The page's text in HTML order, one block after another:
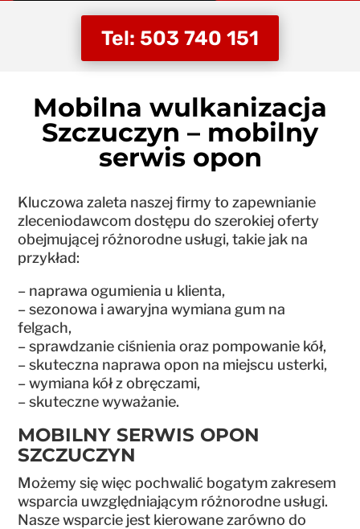
Tel: 503 740 151
Mobilna wulkanizacja
Szczuczyn – mobilny
serwis opon
Kluczowa zaleta naszej firmy to zapewnianie
zleceniodawcom dostępu do szerokiej oferty
obejmującej różnorodne usługi, takie jak na
przykład:
– naprawa ogumienia u klienta,
– sezonowa i awaryjna wymiana gum na
felgach,
– sprawdzanie ciśnienia oraz pompowanie kół,
– skuteczna naprawa opon na miejscu usterki,
– wymiana kół z obręczami,
– skuteczne wyważanie.
MOBILNY SERWIS OPON
SZCZUCZYN
Możemy się więc pochwalić bogatym zakresem
wsparcia uwzględniającym różnorodne usługi.
Nasze wsparcie jest kierowane zarówno do